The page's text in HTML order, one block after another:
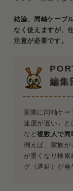
結論、同軸ケーブ
なく使えますが、
注意が必要です。
編集
実際に同軸ケー
速度が遅い」と
など複数人で同
例えば、家族が
が重くなり検
グ（遅延）が発